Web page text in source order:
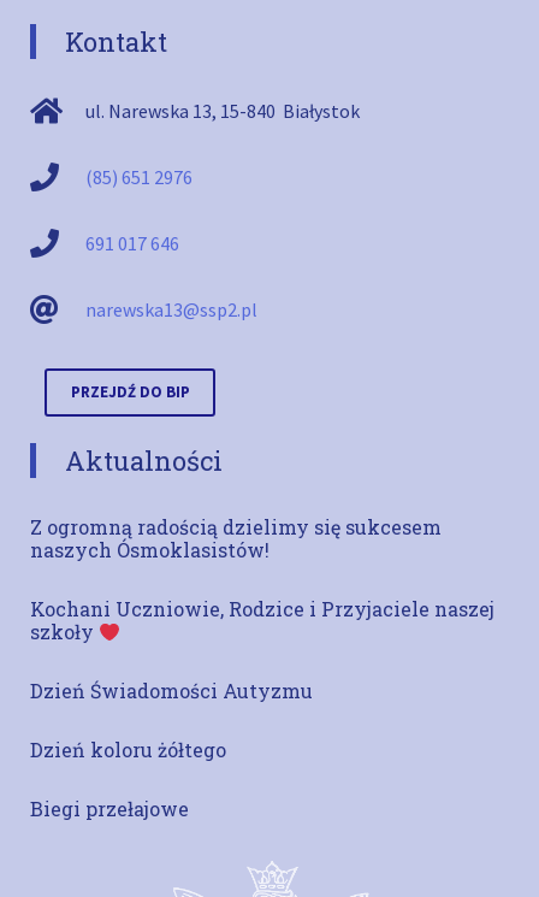
Kontakt
ul. Narewska 13, 15-840 Białystok
(85) 651 2976
691 017 646
narewska13@ssp2.pl
PRZEJDŹ DO BIP
Aktualności
Z ogromną radością dzielimy się sukcesem
naszych Ósmoklasistów!
Kochani Uczniowie, Rodzice i Przyjaciele naszej
szkoły
Dzień Świadomości Autyzmu
Dzień koloru żółtego
Biegi przełajowe